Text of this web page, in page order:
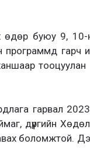
өдөр буюу 9,
программд
гарвал
дүүргийн
боломжтой.